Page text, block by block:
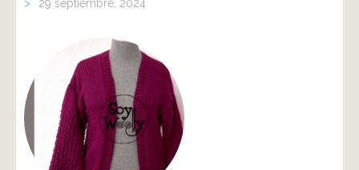
> 29 septiembre, 2024